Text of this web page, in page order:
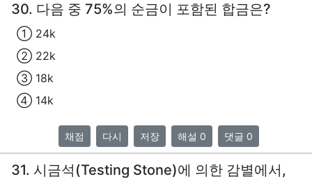
30. 다음 중 75%의 순금이 포함된 합금은?
① 24k
② 22k
③ 18k
④ 14k
채점 다시 저장 해설 0 댓글 0
31. 시금석(Testing Stone)에 의한 감별에서,